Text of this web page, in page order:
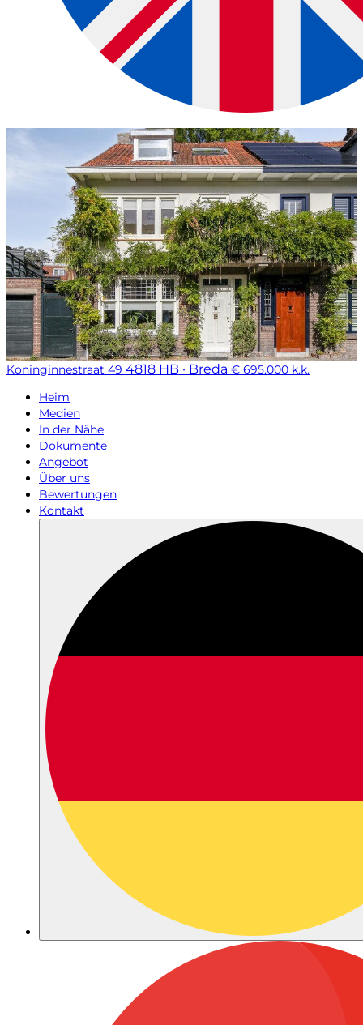
Koninginnestraat 49 4818 HB · Breda € 695.000 k.k.
Heim
Medien
In der Nähe
Dokumente
Angebot
Über uns
Bewertungen
Kontakt